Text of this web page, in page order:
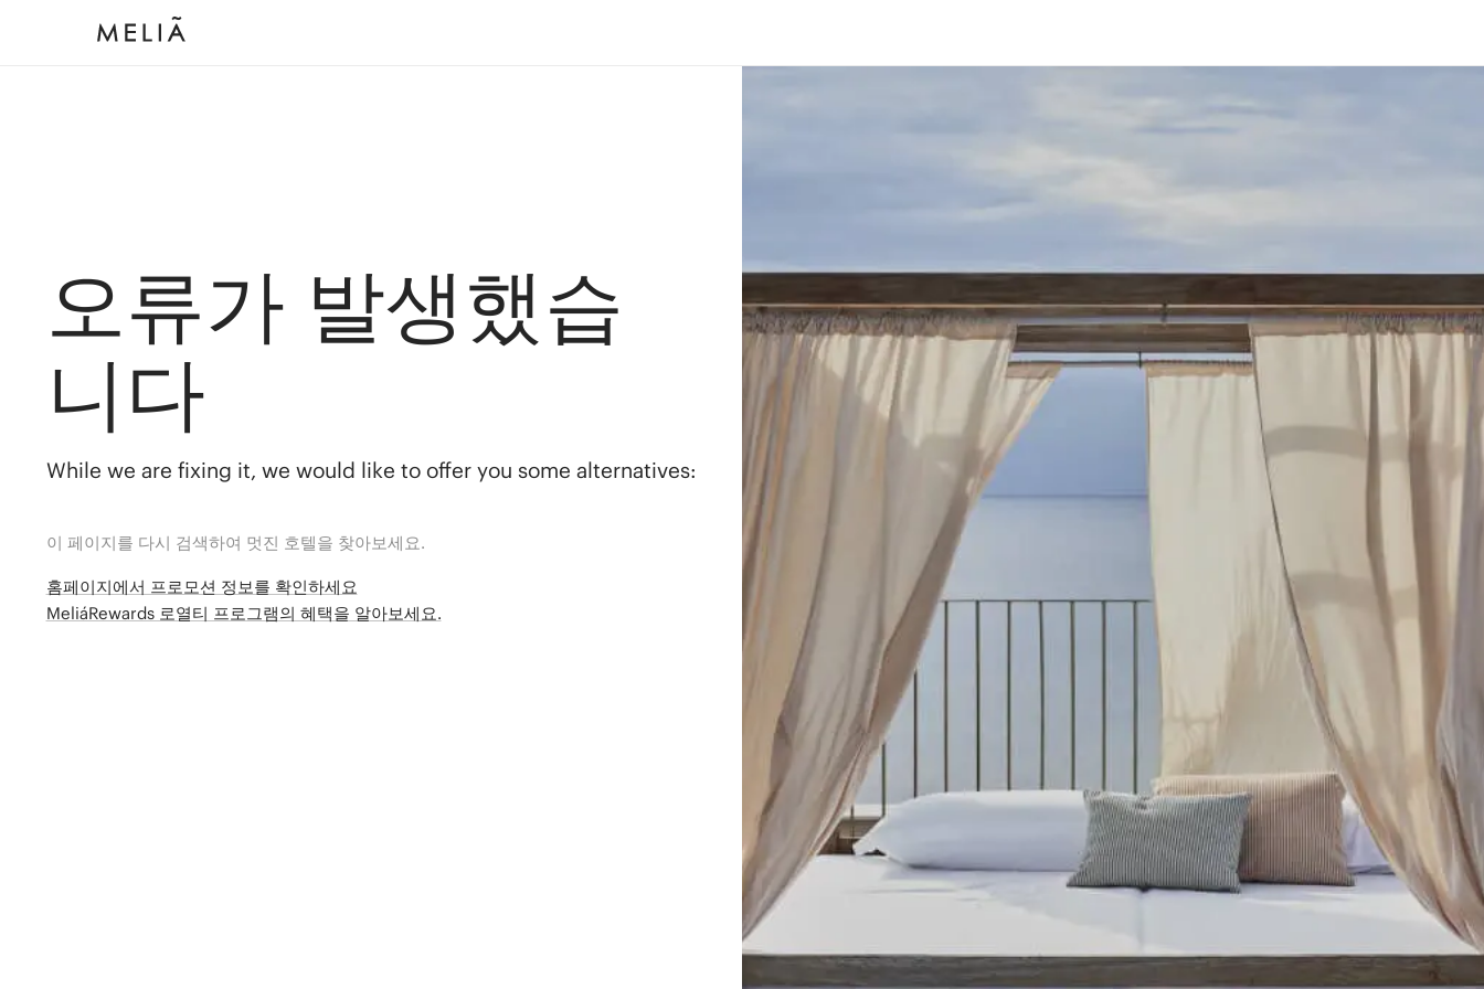
오류가 발생했습
니다
While we are fixing it, we would like to offer you some alternatives:
이 페이지를 다시 검색하여 멋진 호텔을 찾아보세요.
홈페이지에서 프로모션 정보를 확인하세요
MeliáRewards 로열티 프로그램의 혜택을 알아보세요.